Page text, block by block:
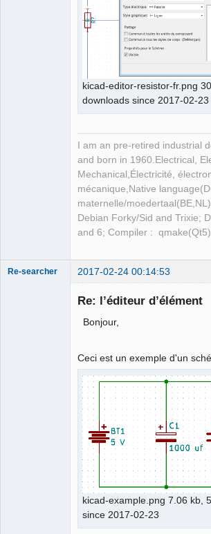
kicad-editor-resistor-fr.png
downloads since 2017-02-23
I am an pre-retired industrial
and born in 1960.Electrical,
Mechanical,Électricité,
mécanique,Native
maternelle/
Debian Forky/Sid and Trixie;
and 6; Compiler :
Re-searcher 2017-02-24 00:14:53
Re: l’éditeur d’élément
Bonjour,
Ceci est un exemple d'un
kicad-example.png 7.06 kb,
since 2017-02-23